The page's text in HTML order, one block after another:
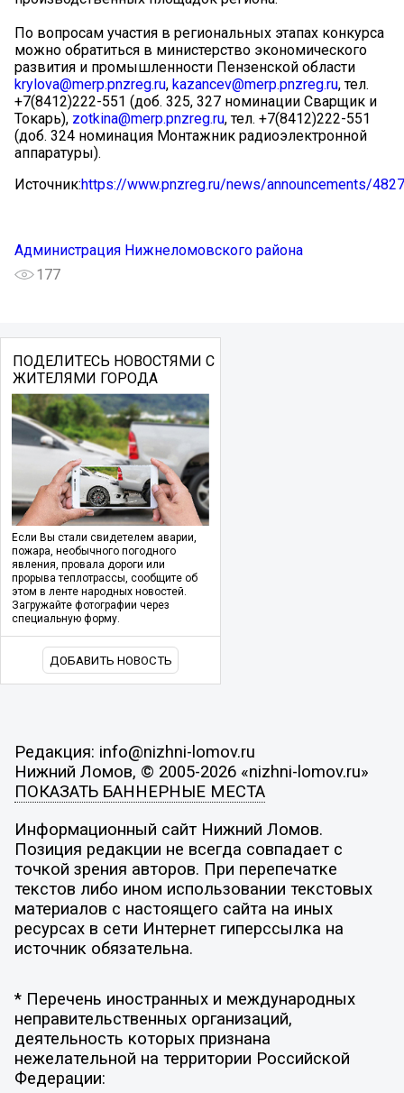
По вопросам участия в региональных этапах конкурса
можно обратиться в министерство экономического
развития и промышленности Пензенской области
krylova@merp.pnzreg.ru, kazancev@merp.pnzreg.ru, тел.
+7(8412)222-551 (доб. 325, 327 номинации Сварщик и
Токарь), zotkina@merp.pnzreg.ru, тел. +7(8412)222-551
(доб. 324 номинация Монтажник радиоэлектронной
аппаратуры).
Источник:https://www.pnzreg.ru/news/announcements/
Администрация Нижнеломовского района
177
ПОДЕЛИТЕСЬ НОВОСТЯМИ С
ЖИТЕЛЯМИ ГОРОДА
Если Вы стали свидетелем аварии,
пожара, необычного погодного
явления, провала дороги или
прорыва теплотрассы, сообщите об
этом в ленте народных новостей.
Загружайте фотографии через
специальную форму.
ДОБАВИТЬ НОВОСТЬ
Редакция: info@nizhni-lomov.ru
Нижний Ломов, © 2005-2026 «nizhni-lomov.ru»
ПОКАЗАТЬ БАННЕРНЫЕ МЕСТА
Информационный сайт Нижний Ломов.
Позиция редакции не всегда совпадает с
точкой зрения авторов. При перепечатке
текстов либо ином использовании текстовых
материалов с настоящего сайта на иных
ресурсах в сети Интернет гиперссылка на
источник обязательна.
* Перечень иностранных и международных
неправительственных организаций,
деятельность которых признана
нежелательной на территории Российской
Федерации: